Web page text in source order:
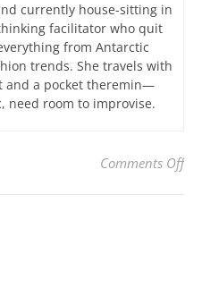
currently house-sitting in
facilitator who quit
from Antarctic
trends. She travels with
and a pocket theremin—
need room to improvise.
Comments Offon